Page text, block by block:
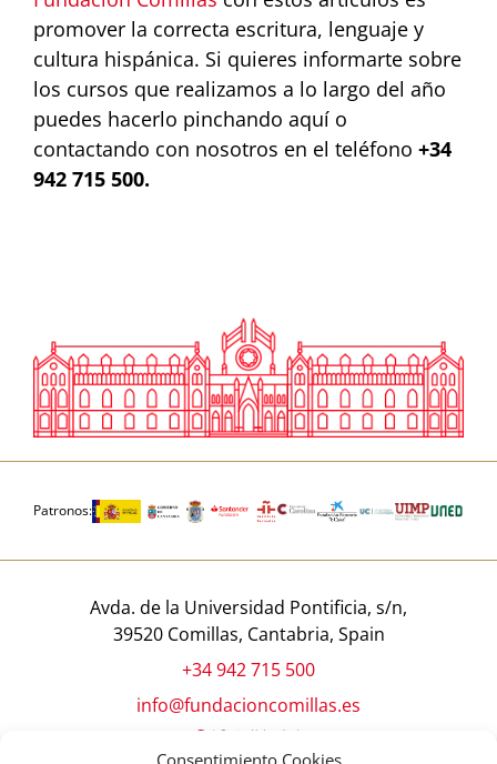
Consentimiento Cookies
promover la correcta escritura, lenguaje y
cultura hispánica. Si quieres informarte sobre
los cursos que realizamos a lo largo del año
puedes hacerlo pinchando aquí o
contactando con nosotros en el teléfono +34
942 715 500.
Patronos:
Avda. de la Universidad Pontificia, s/n,
39520 Comillas, Cantabria, Spain
+34 942 715 500
info@fundacioncomillas.es